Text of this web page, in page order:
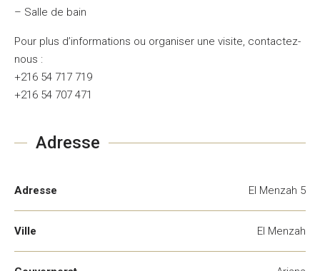
– Salle de bain
Pour plus d’informations ou organiser une visite, contactez-
nous :
+216 54 717 719
+216 54 707 471
Adresse
Adresse El Menzah 5
Ville El Menzah